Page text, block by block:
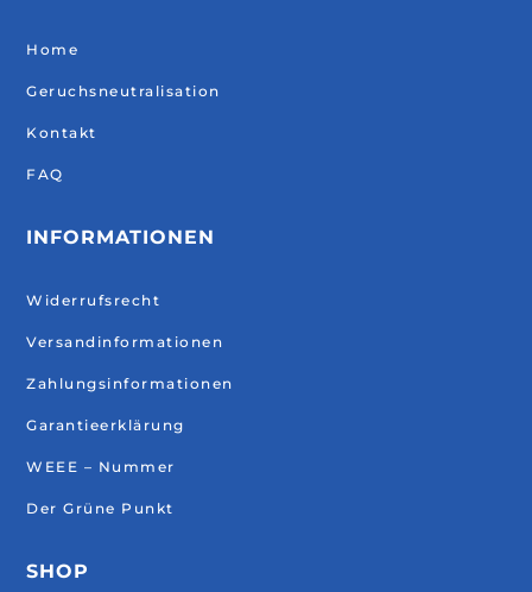
Home
Geruchsneutralisation
Kontakt
FAQ
INFORMATIONEN
Widerrufsrecht
Versandinformationen
Zahlungsinformationen
Garantieerklärung
WEEE – Nummer
Der Grüne Punkt
SHOP